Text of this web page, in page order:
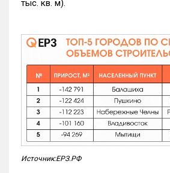
тыс. кв. м).
Источник:ЕРЗ.РФ